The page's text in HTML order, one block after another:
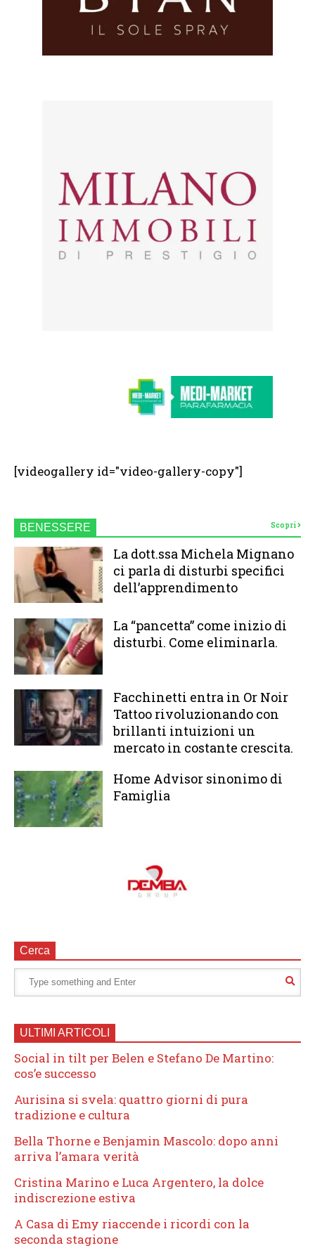
[videogallery id="video-gallery-copy"]
BENESSERE Scopri
La dott.ssa Michela Mignano
ci parla di disturbi specifici
dell’apprendimento
La “pancetta” come inizio di
disturbi. Come eliminarla.
Facchinetti entra in Or Noir
Tattoo rivoluzionando con
brillanti intuizioni un
mercato in costante crescita.
Home Advisor sinonimo di
Famiglia
Cerca
ULTIMI ARTICOLI
Social in tilt per Belen e Stefano De Martino:
cos’e successo
Aurisina si svela: quattro giorni di pura
tradizione e cultura
Bella Thorne e Benjamin Mascolo: dopo anni
arriva l’amara verità
Cristina Marino e Luca Argentero, la dolce
indiscrezione estiva
A Casa di Emy riaccende i ricordi con la
seconda stagione